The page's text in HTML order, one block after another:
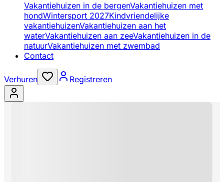
Vakantiehuizen in de bergenVakantiehuizen met
hondWintersport 2027Kindvriendelijke
vakantiehuizenVakantiehuizen aan het
waterVakantiehuizen aan zeeVakantiehuizen in de
natuurVakantiehuizen met zwembad
Contact
Verhuren Registreren